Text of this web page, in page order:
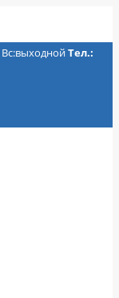
Вс:выходнойТел.: